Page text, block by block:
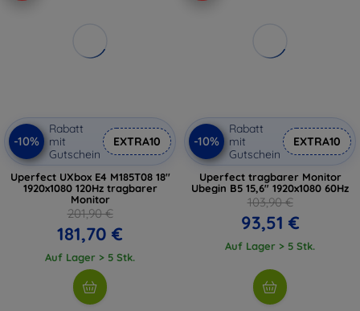
-10%
Rabatt
mit
Gutschein
EXTRA10
Uperfect UXbox E4 M185T08 18''
1920x1080 120Hz tragbarer
Monitor
201,90 €
181,70 €
Auf Lager > 5 Stk.
-10%
Rabatt
mit
Gutschein
EXTRA10
Uperfect tragbarer Monitor
Ubegin B5 15,6" 1920x1080 60Hz
103,90 €
93,51 €
Auf Lager > 5 Stk.